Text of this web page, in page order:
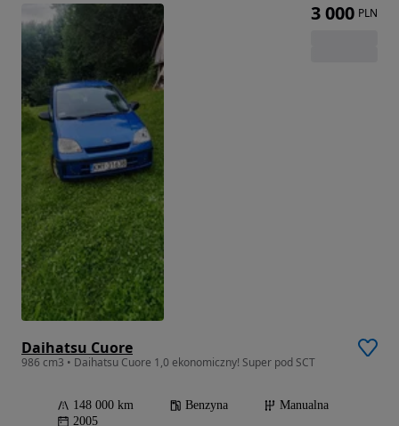
Daihatsu Cuore
986 cm3 • Daihatsu Cuore 1,0 ekonomiczny! Super pod SCT
148 000 km Benzyna
Manualna
2005
3 000 PLN